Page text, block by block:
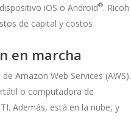
iOS o Android®. Ricoh
de capital y costos
en marcha
Amazon Web Services (AWS).
o computadora de
Además, está en la nube, y